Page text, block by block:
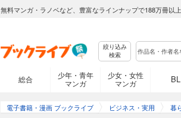
無料マンガ・ラノベなど、豊富なラインナップで188万冊以上
絞り込み
検索
総合
少年・青年
マンガ
少女・女性
マンガ
BL
電子書籍・漫画 ブックライブ ビジネス・実用 暮